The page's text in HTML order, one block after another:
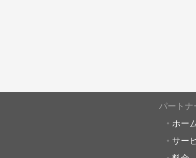
パートナ
ホー
サー